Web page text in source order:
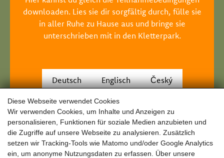
Diese Webseite verwendet Cookies
Wir verwenden Cookies, um Inhalte und Anzeigen zu
personalisieren, Funktionen für soziale Medien anzubieten und
die Zugriffe auf unsere Webseite zu analysieren. Zusätzlich
setzen wir Tracking-Tools wie Matomo und/oder Google Analytics
ein, um anonyme Nutzungsdaten zu erfassen. Über unsere
downloaden. Lies sie dir sorgfältig durch, fülle sie
in aller Ruhe zu Hause aus und bringe sie
unterschrieben mit in den Kletterpark.
Deutsch Englisch Český